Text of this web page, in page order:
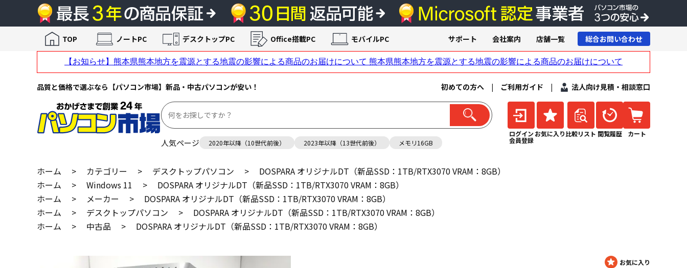
品質と価格で選ぶなら【パソコン市場】新品・中古パソコンが安い！ 初めての方へ | ご利用ガイド | 法人向け見積・相談窓口
人気ページ 2020年以降（10世代前後） 2023年以降（13世代前後） メモリ16GB
ログイン
会員登録
お気に入り 比較リスト 閲覧履歴 カート
TOP ノートPC デスクトップPC Office搭載PC モバイルPC サポート 会社案内 店舗一覧 総合お問い合わせ
ホーム > カテゴリー > デスクトップパソコン >
DOSPARA オリジナルDT（新品SSD：1TB/RTX3070 VRAM：8GB）
ホーム
> Windows 11 >
DOSPARA オリジナルDT（新品SSD：1TB/RTX3070 VRAM：8GB）
ホーム
> メーカー >
DOSPARA オリジナルDT（新品SSD：1TB/RTX3070 VRAM：8GB）
ホーム
> デスクトップパソコン >
DOSPARA オリジナルDT（新品SSD：1TB/RTX3070 VRAM：8GB）
ホーム
> 中古品 > DOSPARA オリジナルDT（新品SSD：1TB/RTX3070 VRAM：8GB）